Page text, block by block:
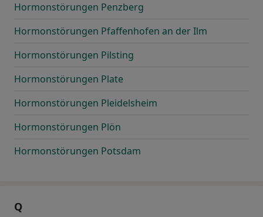
Hormonstörungen Penzberg
Hormonstörungen Pfaffenhofen an der Ilm
Hormonstörungen Pilsting
Hormonstörungen Plate
Hormonstörungen Pleidelsheim
Hormonstörungen Plön
Hormonstörungen Potsdam
Q